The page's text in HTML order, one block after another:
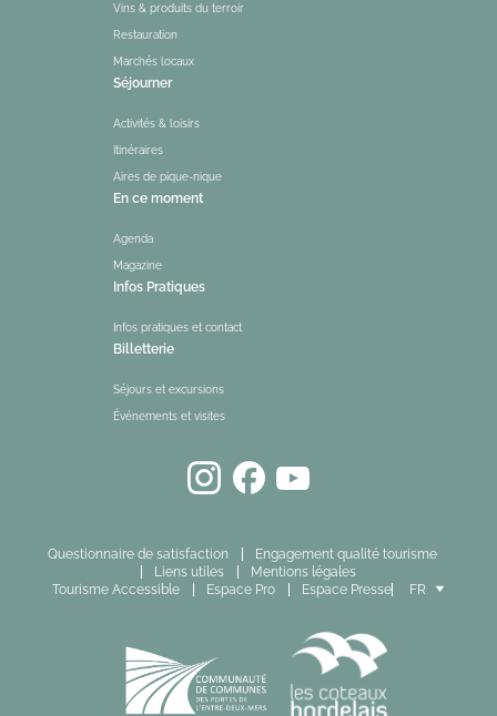
Vins & produits du terroir
Restauration
Marchés locaux
Séjourner
Activités & loisirs
Itinéraires
Aires de pique-nique
En ce moment
Agenda
Magazine
Infos Pratiques
Infos pratiques et contact
Billetterie
Séjours et excursions
Événements et visites
Questionnaire de satisfaction
Engagement qualité tourisme
Liens utiles
Mentions légales
Tourisme Accessible
Espace Pro Espace Presse
FR